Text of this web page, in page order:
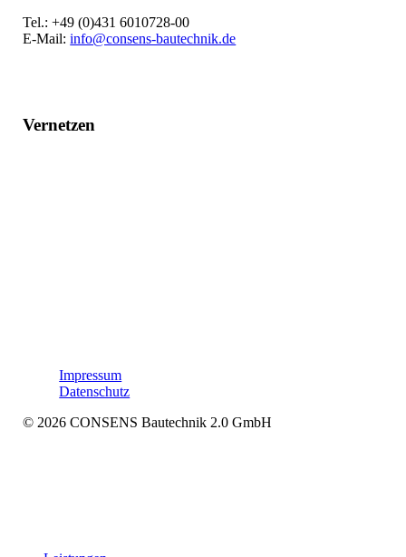
Tel.: +49 (0)431 6010728-00
E-Mail:info@consens-bautechnik.de
Vernetzen
Impressum
Datenschutz
© 2026 CONSENS Bautechnik 2.0 GmbH